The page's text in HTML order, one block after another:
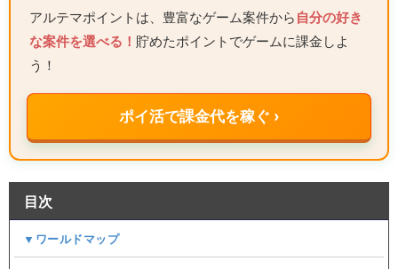
アルテマポイントは、豊富なゲーム案件から 自分の好き
な案件を選べる！ 貯めたポイントでゲームに課金しよ
う！
ポイ活で課金代を稼ぐ ›
目次
▼ワールドマップ